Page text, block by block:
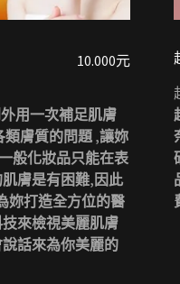
10.000元
用一次補足肌膚
膚質的問題 ‚讓妳
般化妝品只能在表
膚是有困難‚因此
妳打造全方位的醫
來檢視美麗肌膚
話來為你美麗的